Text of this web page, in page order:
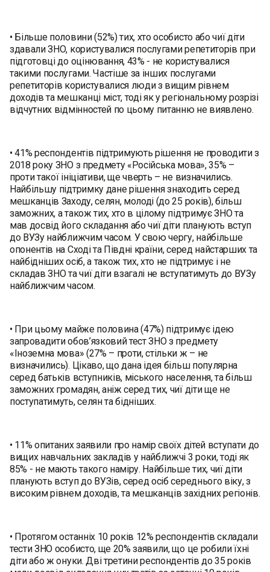
• Більше половини (52%) тих, хто особисто або чиї діти
здавали ЗНО, користувалися послугами репетиторів при
підготовці до оцінювання, 43% - не користувалися
такими послугами. Частіше за інших послугами
репетиторів користувалися люди з вищим рівнем
доходів та мешканці міст, тоді як у регіональному розрізі
відчутних відмінностей по цьому питанню не виявлено.
• 41% респондентів підтримують рішення не проводити з
2018 року ЗНО з предмету «Російська мова», 35% –
проти такої ініціативи, ще чверть – не визначились.
Найбільшу підтримку дане рішення знаходить серед
мешканців Заходу, селян, молоді (до 25 років), більш
заможних, а також тих, хто в цілому підтримує ЗНО та
мав досвід його складання або чиї діти планують вступ
до ВУЗу найближчим часом. У свою чергу, найбільше
опонентів на Сході та Півдні країни, серед найстарших та
найбідніших осіб, а також тих, хто не підтримує і не
складав ЗНО та чиї діти взагалі не вступатимуть до ВУЗу
найближчим часом.
• При цьому майже половина (47%) підтримує ідею
запровадити обов’язковий тест ЗНО з предмету
«Іноземна мова» (27% – проти, стільки ж – не
визначились). Цікаво, що дана ідея більш популярна
серед батьків вступників, міського населення, та більш
заможних громадян, аніж серед тих, чиї діти ще не
поступатимуть, селян та бідніших.
• 11% опитаних заявили про намiр своїх дітей вступати до
вищих навчальних закладів у найближчі 3 роки, тоді як
85% - не мають такого наміру. Найбільше тих, чиї діти
планують вступ до ВУЗів, серед осіб середнього віку, з
високим рівнем доходів, та мешканців західних регіонів.
• Протягом останніх 10 років 12% респондентів складали
тести ЗНО особисто, ще 20% заявили, що це робили їхні
діти або ж онуки. Дві третини респондентів до 35 років